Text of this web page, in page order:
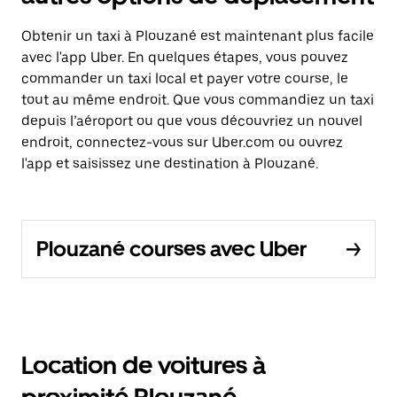
Obtenir un taxi à Plouzané est maintenant plus facile
avec l'app Uber. En quelques étapes, vous pouvez
commander un taxi local et payer votre course, le
tout au même endroit. Que vous commandiez un taxi
depuis l’aéroport ou que vous découvriez un nouvel
endroit, connectez-vous sur Uber.com ou ouvrez
l'app et saisissez une destination à Plouzané.
Plouzané courses avec Uber
Location de voitures à